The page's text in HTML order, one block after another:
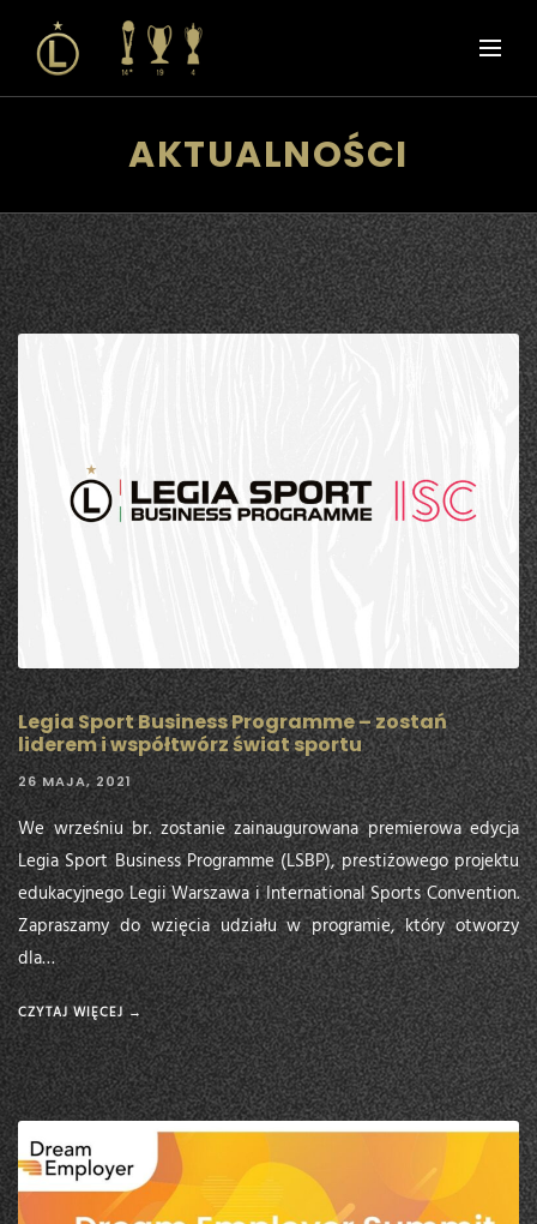
AKTUALNOŚCI
Legia Sport Business Programme – zostań
liderem i współtwórz świat sportu
26 MAJA, 2021
We wrześniu br. zostanie zainaugurowana premierowa edycja
Legia Sport Business Programme (LSBP), prestiżowego projektu
edukacyjnego Legii Warszawa i International Sports Convention.
Zapraszamy do wzięcia udziału w programie, który otworzy
dla…
CZYTAJ WIĘCEJ →